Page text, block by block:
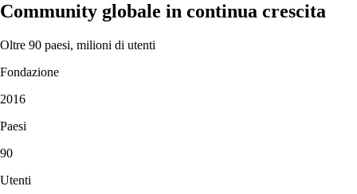
Community globale in continua crescita
Oltre 90 paesi, milioni di utenti
Fondazione
2016
Paesi
90
Utenti